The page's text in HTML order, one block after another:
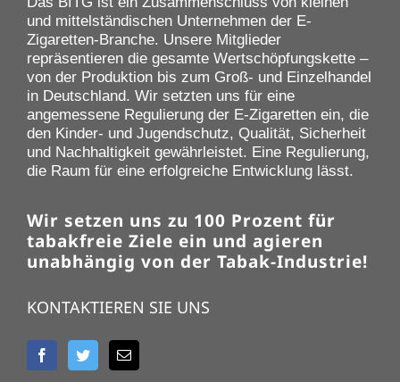
und mittelständischen Unternehmen der E-
Zigaretten-Branche. Unsere Mitglieder
repräsentieren die gesamte Wertschöpfungskette –
von der Produktion bis zum Groß- und Einzelhandel
in Deutschland. Wir setzten uns für eine
angemessene Regulierung der E-Zigaretten ein, die
den Kinder- und Jugendschutz, Qualität, Sicherheit
und Nachhaltigkeit gewährleistet. Eine Regulierung,
die Raum für eine erfolgreiche Entwicklung lässt.
Wir setzen uns zu 100 Prozent für
tabakfreie Ziele ein und agieren
unabhängig von der Tabak-Industrie!
KONTAKTIEREN SIE UNS